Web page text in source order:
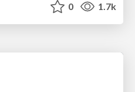
0 1.7k